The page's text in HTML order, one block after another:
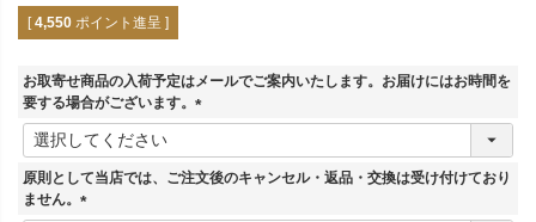
[ 4,550 ポイント進呈 ]
お取寄せ商品の入荷予定はメールでご案内いたします。お届けにはお時間を
要する場合がございます。
(
須
原則として当店では、ご注文後のキャンセル・返品・交換は受け付けており
ません。